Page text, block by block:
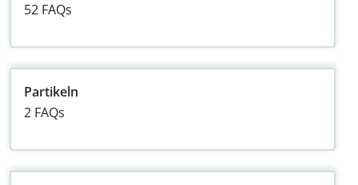
52 FAQs
Partikeln
2 FAQs